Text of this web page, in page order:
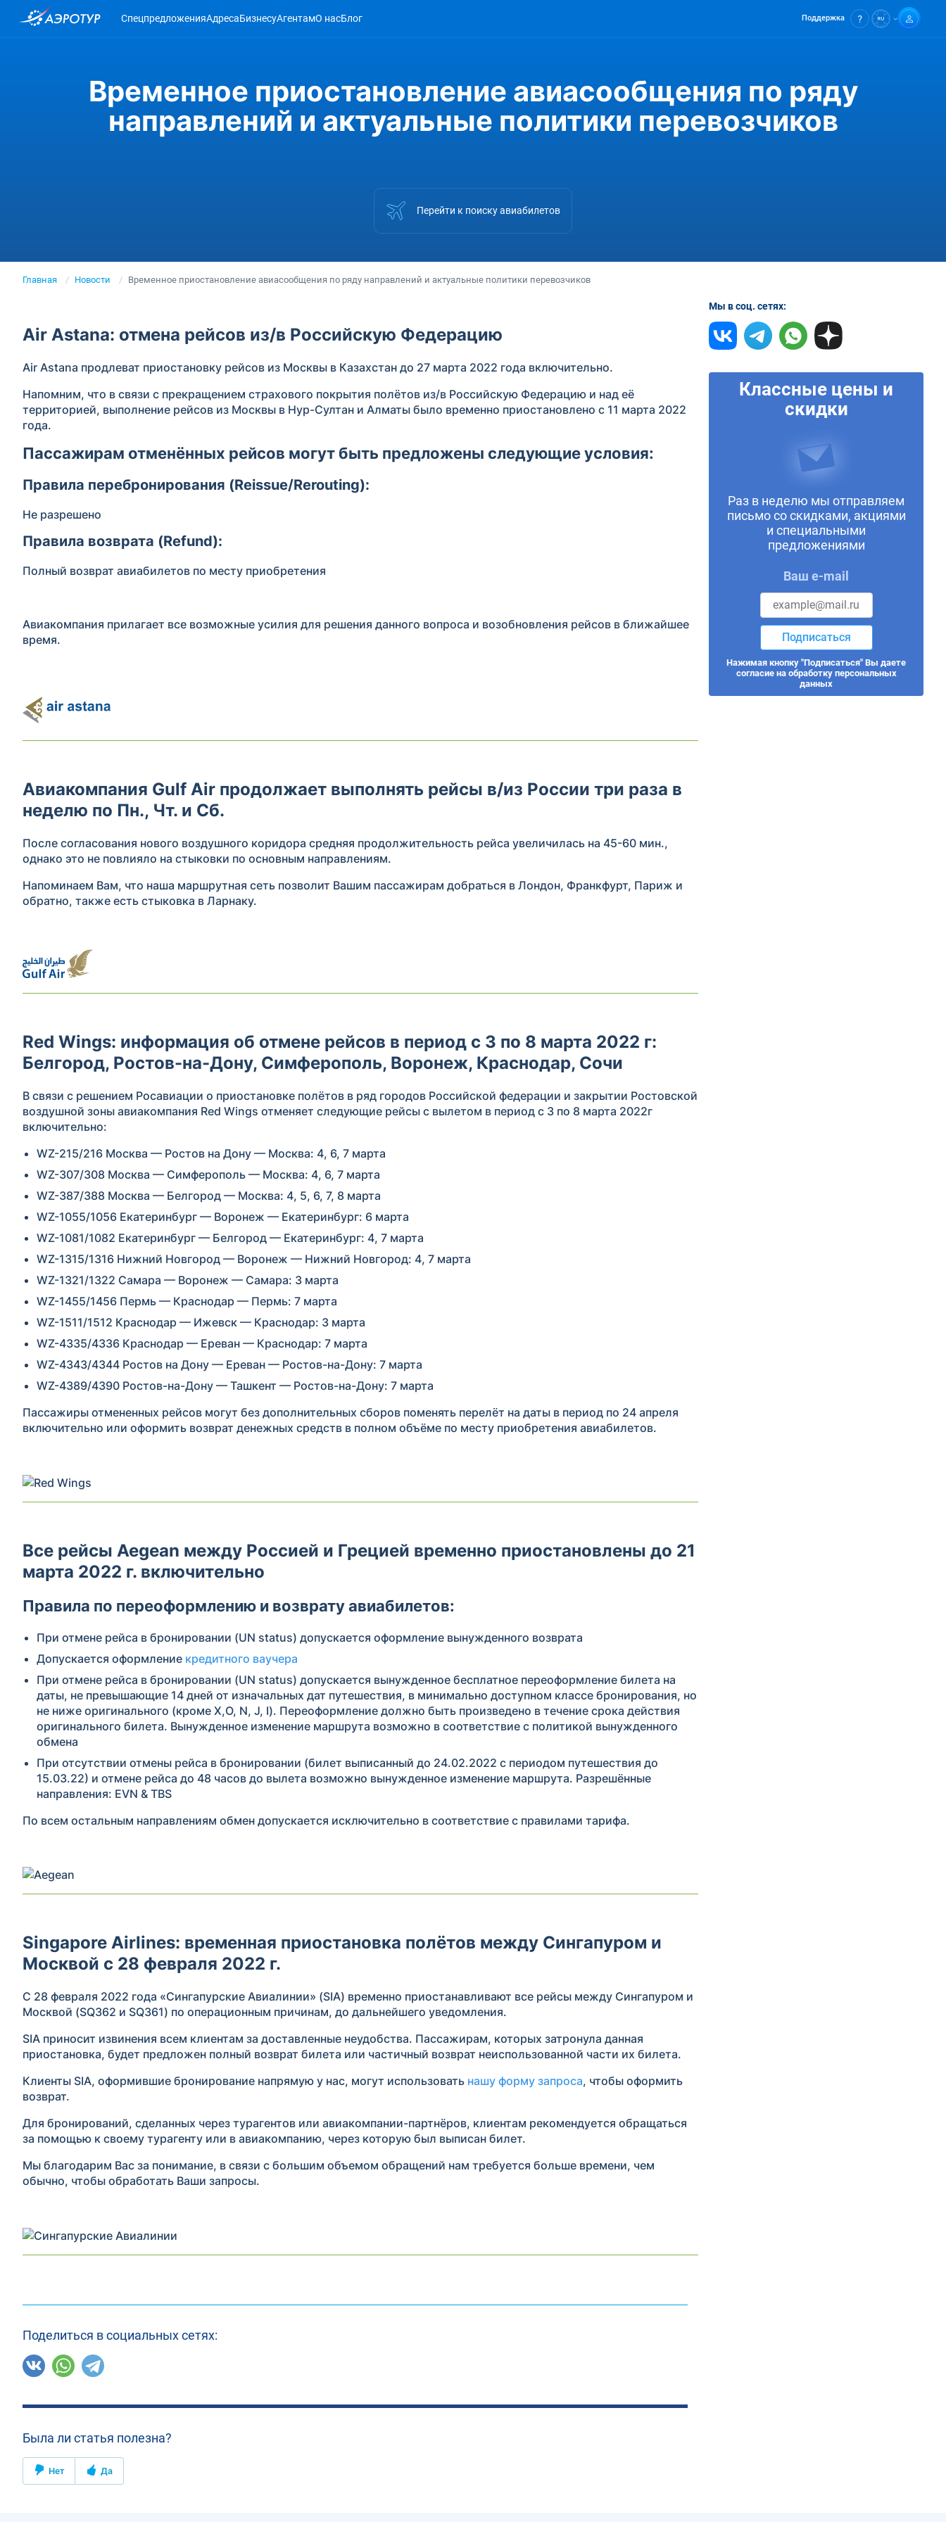
СпецпредложенияАдресаБизнесуАгентамО насБлог Поддержка
Временное приостановление авиасообщения по ряду
направлений и актуальные политики перевозчиков
Перейти к поиску авиабилетов
Главная Новости Временное приостановление авиасообщения по ряду направлений и актуальные политики перевозчиков
Air Astana: отмена рейсов из/в Российскую Федерацию
Air Astana продлеват приостановку рейсов из Москвы в Казахстан до 27 марта 2022 года включительно.
Напомним, что в связи с прекращением страхового покрытия полётов из/в Российскую Федерацию и над её
территорией, выполнение рейсов из Москвы в Нур-Султан и Алматы было временно приостановлено с 11 марта 2022
года.
Пассажирам отменённых рейсов могут быть предложены следующие условия:
Правила перебронирования (Reissue/Rerouting):
Не разрешено
Правила возврата (Refund):
Полный возврат авиабилетов по месту приобретения
Авиакомпания прилагает все возможные усилия для решения данного вопроса и возобновления рейсов в ближайшее
время.
Авиакомпания Gulf Air продолжает выполнять рейсы в/из России три раза в
неделю по Пн., Чт. и Сб.
После согласования нового воздушного коридора средняя продолжительность рейса увеличилась на 45-60 мин.,
однако это не повлияло на стыковки по основным направлениям.
Напоминаем Вам, что наша маршрутная сеть позволит Вашим пассажирам добраться в Лондон, Франкфурт, Париж и
обратно, также есть стыковка в Ларнаку.
Red Wings: информация об отмене рейсов в период с 3 по 8 марта 2022 г:
Белгород, Ростов-на-Дону, Симферополь, Воронеж, Краснодар, Сочи
В связи с решением Росавиации о приостановке полётов в ряд городов Российской федерации и закрытии Ростовской
воздушной зоны авиакомпания Red Wings отменяет следующие рейсы с вылетом в период с 3 по 8 марта 2022г
включительно:
WZ-215/216 Москва — Ростов на Дону — Москва: 4, 6, 7 марта
WZ-307/308 Москва — Симферополь — Москва: 4, 6, 7 марта
WZ-387/388 Москва — Белгород — Москва: 4, 5, 6, 7, 8 марта
WZ-1055/1056 Екатеринбург — Воронеж — Екатеринбург: 6 марта
WZ-1081/1082 Екатеринбург — Белгород — Екатеринбург: 4, 7 марта
WZ-1315/1316 Нижний Новгород — Воронеж — Нижний Новгород: 4, 7 марта
WZ-1321/1322 Самара — Воронеж — Самара: 3 марта
WZ-1455/1456 Пермь — Краснодар — Пермь: 7 марта
WZ-1511/1512 Краснодар — Ижевск — Краснодар: 3 марта
WZ-4335/4336 Краснодар — Ереван — Краснодар: 7 марта
WZ-4343/4344 Ростов на Дону — Ереван — Ростов-на-Дону: 7 марта
WZ-4389/4390 Ростов-на-Дону — Ташкент — Ростов-на-Дону: 7 марта
Пассажиры отмененных рейсов могут без дополнительных сборов поменять перелёт на даты в период по 24 апреля
включительно или оформить возврат денежных средств в полном объёме по месту приобретения авиабилетов.
Все рейсы Aegean между Россией и Грецией временно приостановлены до 21
марта 2022 г. включительно
Правила по переоформлению и возврату авиабилетов:
При отмене рейса в бронировании (UN status) допускается оформление вынужденного возврата
Допускается оформление кредитного ваучера
При отмене рейса в бронировании (UN status) допускается вынужденное бесплатное переоформление билета на
даты, не превышающие 14 дней от изначальных дат путешествия, в минимально доступном классе бронирования, но
не ниже оригинального (кроме X,O, N, J, I). Переоформление должно быть произведено в течение срока действия
оригинального билета. Вынужденное изменение маршрута возможно в соответствие с политикой вынужденного
обмена
При отсутствии отмены рейса в бронировании (билет выписанный до 24.02.2022 с периодом путешествия до
15.03.22) и отмене рейса до 48 часов до вылета возможно вынужденное изменение маршрута. Разрешённые
направления: EVN & TBS
По всем остальным направлениям обмен допускается исключительно в соответствие с правилами тарифа.
Singapore Airlines: временная приостановка полётов между Сингапуром и
Москвой с 28 февраля 2022 г.
С 28 февраля 2022 года «Сингапурские Авиалинии» (SIA) временно приостанавливают все рейсы между Сингапуром и
Москвой (SQ362 и SQ361) по операционным причинам, до дальнейшего уведомления.
SIA приносит извинения всем клиентам за доставленные неудобства. Пассажирам, которых затронула данная
приостановка, будет предложен полный возврат билета или частичный возврат неиспользованной части их билета.
Клиенты SIA, оформившие бронирование напрямую у нас, могут использовать нашу форму запроса, чтобы оформить
возврат.
Для бронирований, сделанных через турагентов или авиакомпании-партнёров, клиентам рекомендуется обращаться
за помощью к своему турагенту или в авиакомпанию, через которую был выписан билет.
Мы благодарим Вас за понимание, в связи с большим объемом обращений нам требуется больше времени, чем
обычно, чтобы обработать Ваши запросы.
Поделиться в социальных сетях:
Была ли статья полезна?
Нет Да
Мы в соц. сетях:
Классные цены и
скидки
Раз в неделю мы отправляем
письмо со скидками, акциями
и специальными
предложениями
Ваш e-mail
Подписаться
Нажимая кнопку "Подписаться" Вы даете
согласие на обработку персональных
данных